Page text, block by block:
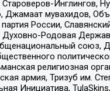
Инглингов,
мувахидов,
России,
Родовая
союз,
религиозная
армия, Тризуб им.
Инициатива,